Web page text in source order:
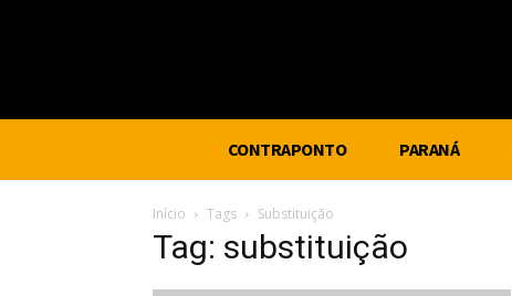
CONTRAPONTO PARANÁ
Início Tags Substituição
Tag: substituição